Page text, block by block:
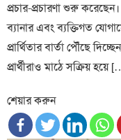
প্রচার-প্রচারণা শুরু
ব্যানার এবং ব্যক্তিগত
প্রার্থিতার বার্তা পৌঁছে
প্রার্থীরাও মাঠে সক্রিয় হয়ে
শেয়ার করুন